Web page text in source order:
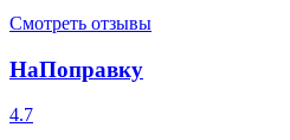
Смотреть отзывы
НаПоправку
4.7